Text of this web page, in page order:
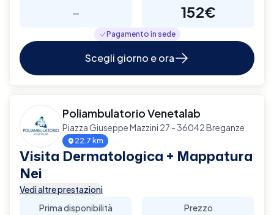
- 152€
Pagamento in sede
Scegli giorno e ora
Poliambulatorio Venetalab
Piazza Giuseppe Mazzini 27 - 36042 Breganze
22.7 km
Visita Dermatologica + Mappatura
Nei
Vedi altre prestazioni
Prima disponibilità
Prezzo